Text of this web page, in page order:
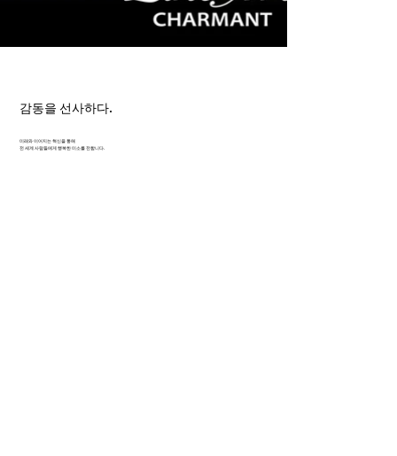
감동을 선사하다.
미래와 이어지는 혁신을 통해
전 세계 사람들에게 행복한 미소를 전합니다.